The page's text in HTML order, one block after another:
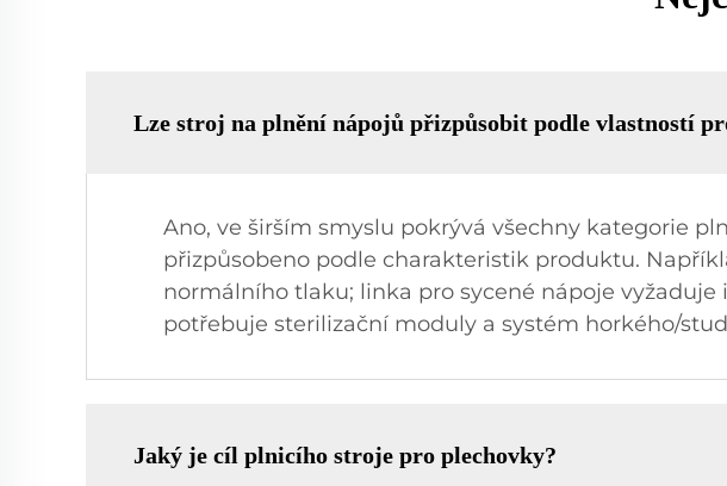
Lze stroj na plnění nápojů přizpůsobit podle vlastností
Ano, ve širším smyslu pokrývá všechny kategorie
přizpůsobeno podle charakteristik produktu.
normálního tlaku; linka pro sycené nápoje
potřebuje sterilizační moduly a systém horkého/
Jaký je cíl plnicího stroje pro plechovky?